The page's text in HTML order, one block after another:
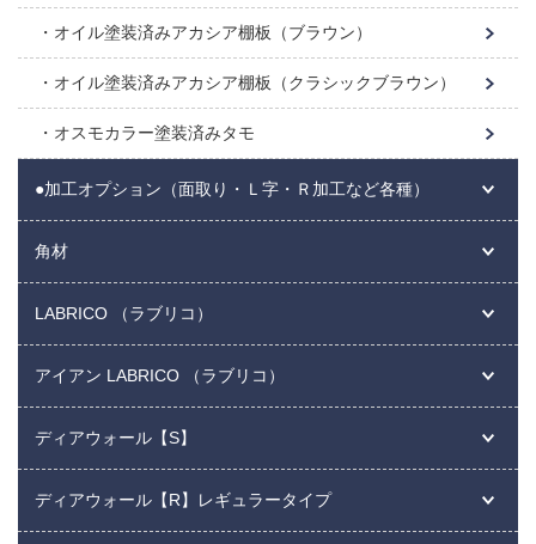
オイル塗装済みアカシア棚板（ブラウン）
オイル塗装済みアカシア棚板（クラシックブラウン）
オスモカラー塗装済みタモ
●加工オプション（面取り・Ｌ字・Ｒ加工など各種）
角材
LABRICO （ラブリコ）
アイアン LABRICO （ラブリコ）
ディアウォール【S】
ディアウォール【R】レギュラータイプ